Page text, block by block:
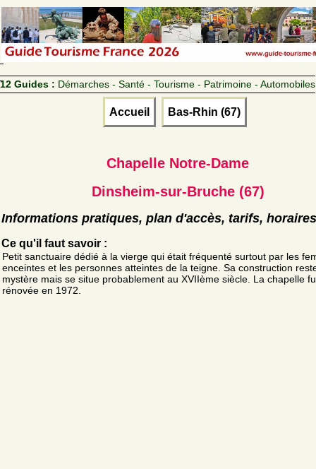
12 Guides : Démarches - Santé - Tourisme - Patrimoine - Automobiles
Accueil Bas-Rhin (67)
Chapelle Notre-Dame
Dinsheim-sur-Bruche (67)
Informations pratiques, plan d'accès, tarifs, horaires
Ce qu'il faut savoir :
Petit sanctuaire dédié à la vierge qui était fréquenté surtout par les
enceintes et les personnes atteintes de la teigne. Sa construction
mystère mais se situe probablement au XVIIème siècle. La chapelle
rénovée en 1972.